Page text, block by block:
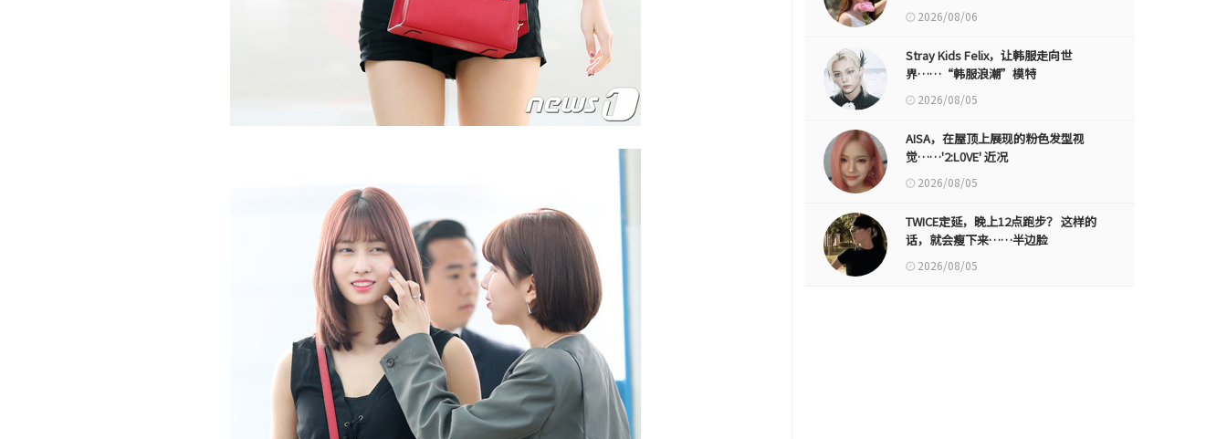
2026/08/06
Stray Kids Felix，让韩服走向世
界……“韩服浪潮”模特
2026/08/05
AISA，在屋顶上展现的粉色发型视
觉……'2:L0VE' 近况
2026/08/05
TWICE定延，晚上12点跑步？ 这样的
话，就会瘦下来……半边脸
2026/08/05